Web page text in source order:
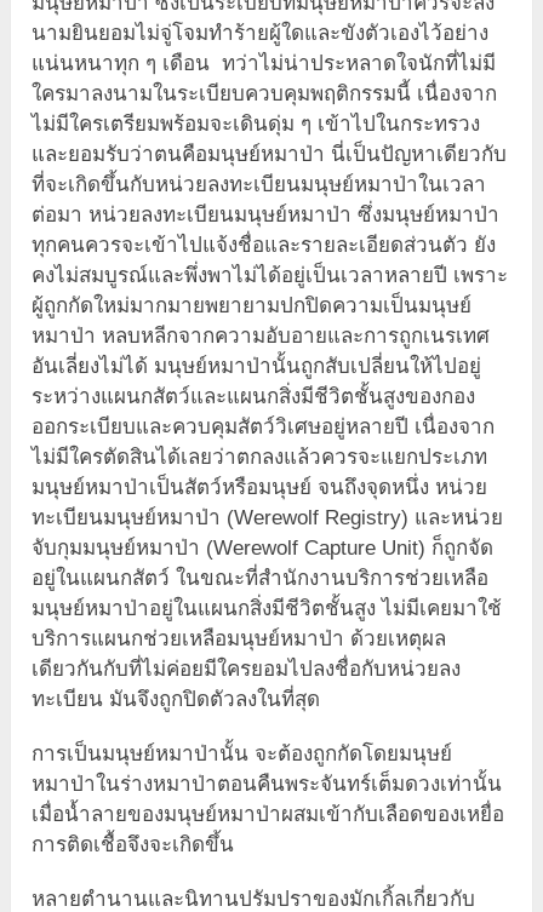
นามยินยอมไม่จู่โจมทำร้ายผู้ใดและขังตัวเองไว้อย่าง
แน่นหนาทุก ๆ เดือน ทว่าไม่น่าประหลาดใจนักที่ไม่มี
ใครมาลงนามในระเบียบควบคุมพฤติกรรมนี้ เนื่องจาก
ไม่มีใครเตรียมพร้อมจะเดินดุ่ม ๆ เข้าไปในกระทรวง
และยอมรับว่าตนคือมนุษย์หมาป่า นี่เป็นปัญหาเดียวกับ
ที่จะเกิดขึ้นกับหน่วยลงทะเบียนมนุษย์หมาป่าในเวลา
ต่อมา หน่วยลงทะเบียนมนุษย์หมาป่า ซึ่งมนุษย์หมาป่า
ทุกคนควรจะเข้าไปแจ้งชื่อและรายละเอียดส่วนตัว ยัง
คงไม่สมบูรณ์และพึ่งพาไม่ได้อยู่เป็นเวลาหลายปี เพราะ
ผู้ถูกกัดใหม่มากมายพยายามปกปิดความเป็นมนุษย์
หมาป่า หลบหลีกจากความอับอายและการถูกเนรเทศ
อันเลี่ยงไม่ได้ มนุษย์หมาป่านั้นถูกสับเปลี่ยนให้ไปอยู่
ระหว่างแผนกสัตว์และแผนกสิ่งมีชีวิตชั้นสูงของกอง
ออกระเบียบและควบคุมสัตว์วิเศษอยู่หลายปี เนื่องจาก
ไม่มีใครตัดสินได้เลยว่าตกลงแล้วควรจะแยกประเภท
มนุษย์หมาป่าเป็นสัตว์หรือมนุษย์ จนถึงจุดหนึ่ง หน่วย
ทะเบียนมนุษย์หมาป่า (Werewolf Registry) และหน่วย
จับกุมมนุษย์หมาป่า (Werewolf Capture Unit) ก็ถูกจัด
อยู่ในแผนกสัตว์ ในขณะที่สำนักงานบริการช่วยเหลือ
มนุษย์หมาป่าอยู่ในแผนกสิ่งมีชีวิตชั้นสูง ไม่มีเคยมาใช้
บริการแผนกช่วยเหลือมนุษย์หมาป่า ด้วยเหตุผล
เดียวกันกับที่ไม่ค่อยมีใครยอมไปลงชื่อกับหน่วยลง
ทะเบียน มันจึงถูกปิดตัวลงในที่สุด
การเป็นมนุษย์หมาป่านั้น จะต้องถูกกัดโดยมนุษย์
หมาป่าในร่างหมาป่าตอนคืนพระจันทร์เต็มดวงเท่านั้น
เมื่อน้ำลายของมนุษย์หมาป่าผสมเข้ากับเลือดของเหยื่อ
การติดเชื้อจึงจะเกิดขึ้น
หลายตำนานและนิทานปรัมปราของมักเกิ้ลเกี่ยวกับ